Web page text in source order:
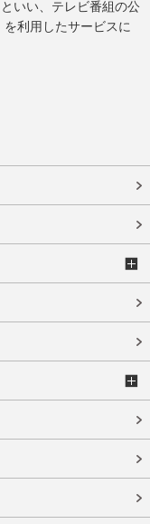
いい、テレビ番組の公
を利用したサービスに